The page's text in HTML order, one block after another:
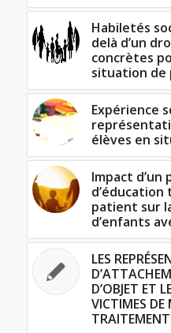
Habiletés
delà d’un
concrètes
situation de
Expérience
élèves en
Impact d’un
patient sur
d’enfants
LES
D’OBJET ET
VICTIMES DE